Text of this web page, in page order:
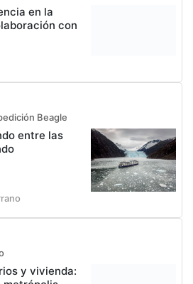
en la
con
Beagle
entre las
y vivienda: